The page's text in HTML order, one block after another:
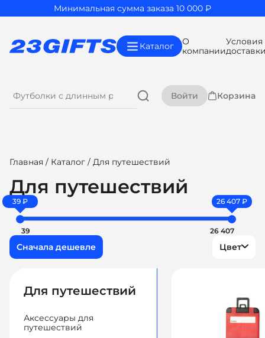
Минимальная сумма заказа 10 000 ₽
Каталог
О
компании
Условия
Войти Корзина
Главная / Каталог / Для путешествий
Для путешествий
39 ₽ 26 407 ₽
39 26 407
Цвет
Для путешествий
Аксессуары для
путешествий